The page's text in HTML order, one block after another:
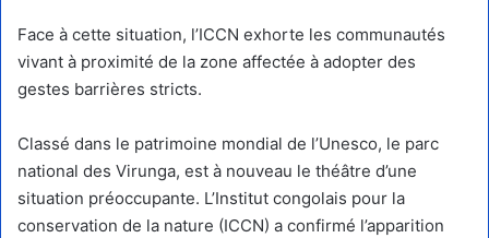
Face à cette situation, l’ICCN exhorte les communautés
vivant à proximité de la zone affectée à adopter des
gestes barrières stricts.
Classé dans le patrimoine mondial de l’Unesco, le parc
national des Virunga, est à nouveau le théâtre d’une
situation préoccupante. L’Institut congolais pour la
conservation de la nature (ICCN) a confirmé l’apparition